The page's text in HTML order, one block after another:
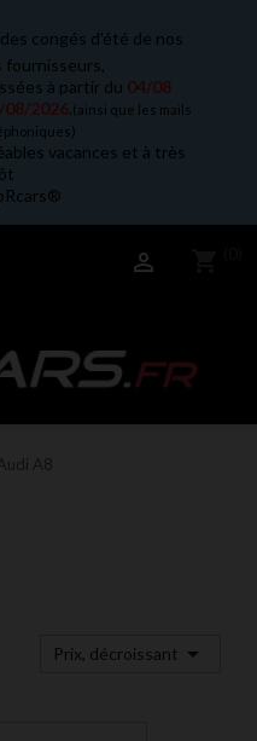
congés d'été de nos
à partir du 04/08
08/2026.(ainsi que les mails
vacances et à très

Prix, décroissant 